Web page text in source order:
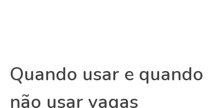
Quando usar e quando
não usar vagas